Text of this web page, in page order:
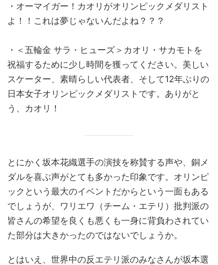
・オーマイガー！カオリがオリンピックメダリスト
よ！！これは夢じゃないんだよね？？？
・＜五輪金 サラ・ヒューズ＞カオリ・サカモトを
祝福するために少し時間を獲ってください。美しい
スケーター、素晴らしい代表者、そして12年ぶりの
日本女子オリンピックメダリストです。ありがと
う、カオリ！
とにかく坂本花織選手の演技を称賛する声や、銅メ
ダルを喜ぶ声がとても多かった印象です。オリンピ
ックという最大のイベントだからという一面もある
でしょうが、ワリエワ（チーム・エテリ）批判派の
皆さんの希望を良くも悪くも一身に背負わされてい
た部分は大きかったのではないでしょうか。
とはいえ、世界中の反エテリ派のみなさんが坂本選